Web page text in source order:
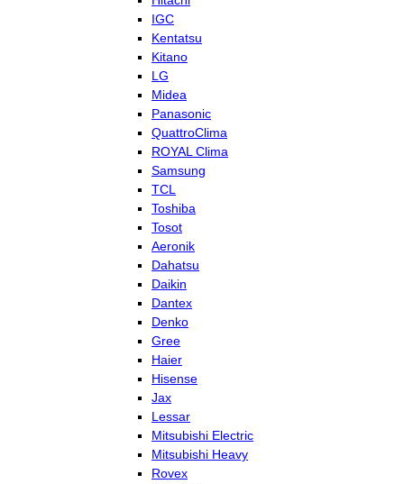
IGC
Kentatsu
Kitano
LG
Midea
Panasonic
QuattroClima
ROYAL Clima
Samsung
TCL
Toshiba
Tosot
Aeronik
Dahatsu
Daikin
Dantex
Denko
Gree
Haier
Hisense
Jax
Lessar
Mitsubishi Electric
Mitsubishi Heavy
Rovex